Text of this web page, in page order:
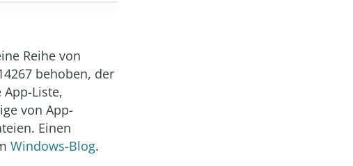
Reihe von
behoben, der
Liste,
von App-
Einen
Windows-Blog.